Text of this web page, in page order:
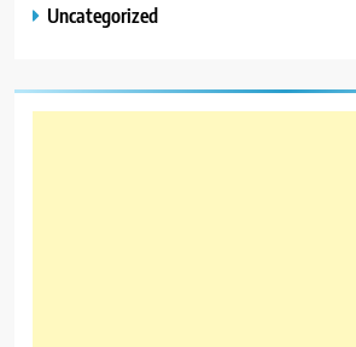
Uncategorized